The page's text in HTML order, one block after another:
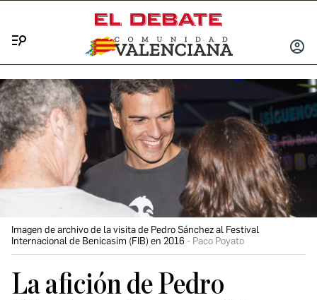
INICIAR
Imagen de archivo de la visita de Pedro Sánchez al Festival
Internacional de Benicasim (FIB) en 2016
Paco Poyato
La afición de Pedro